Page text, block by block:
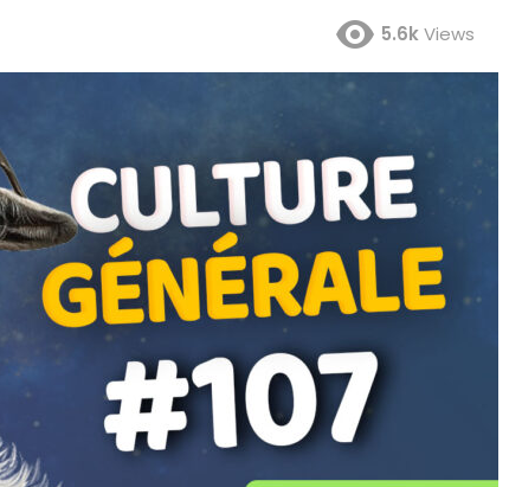
5.6kViews